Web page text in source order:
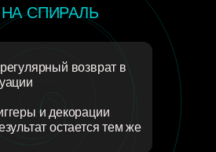
возврат в
и декорации
остается тем же
СПИРАЛЬ